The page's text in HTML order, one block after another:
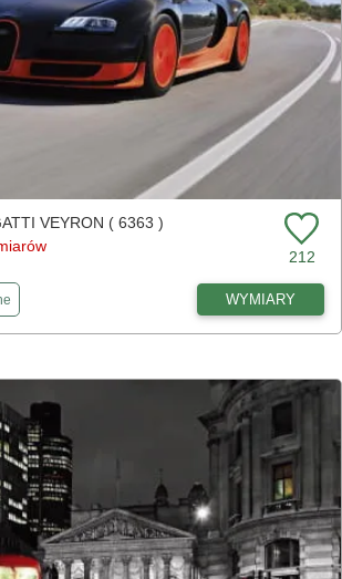
VEYRON ( 6363 )
212
do Bugatti Veyron WYMIARY